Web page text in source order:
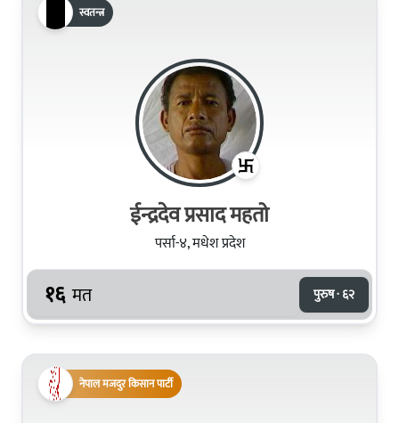
स्वतन्त्र
ईन्द्रदेव प्रसाद महतो
पर्सा-४, मधेश प्रदेश
१६ मत पुरुष · ६२
नेपाल मजदुर किसान पार्टी